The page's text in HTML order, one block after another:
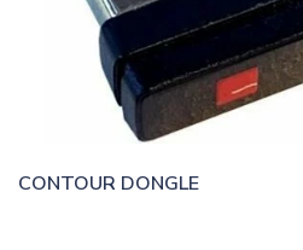
CONTOUR DONGLE